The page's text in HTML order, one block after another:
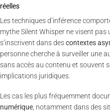
réelles
Les techniques d’inférence
mythe Silent Whisper ne visent pas
s’inscrivent dans descontextes
personne cherche à surveiller une
sans accès au contenu et souvent
implications juridiques.
Les cas les plus fréquemment
numérique, notamment dans des